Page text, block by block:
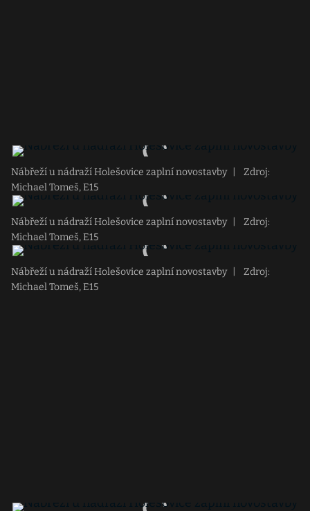
Nábřeží u nádraží Holešovice zaplní novostavby
Zdroj:
Michael Tomeš, E15
Nábřeží u nádraží Holešovice zaplní novostavby
Zdroj:
Michael Tomeš, E15
Nábřeží u nádraží Holešovice zaplní novostavby
Zdroj:
Michael Tomeš, E15